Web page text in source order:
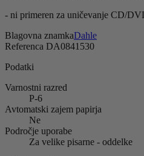
- ni primeren za uničevanje CD/
Blagovna znamkaDahle
Referenca DA0841530
Podatki
Varnostni razred
P-6
Avtomatski zajem papirja
Ne
Področje uporabe
Za velike pisarne - oddelke